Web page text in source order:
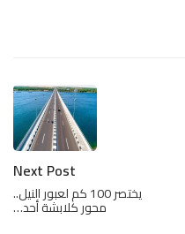
Next Post
يختصر 100 كم لعبور النيل..
محور كلابشة أحد…